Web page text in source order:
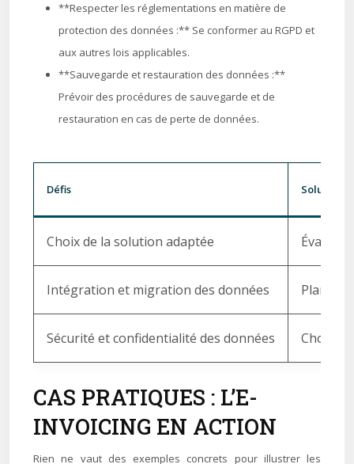
**Respecter les réglementations en matière de
protection des données :** Se conformer au RGPD et
aux autres lois applicables.
**Sauvegarde et restauration des données :**
Prévoir des procédures de sauvegarde et de
restauration en cas de perte de données.
Défis Solutions
Choix de la solution adaptée
Intégration et migration des données
Sécurité et confidentialité des données Choix
CAS PRATIQUES : L’E-
INVOICING EN ACTION
Rien ne vaut des exemples concrets pour illustrer les